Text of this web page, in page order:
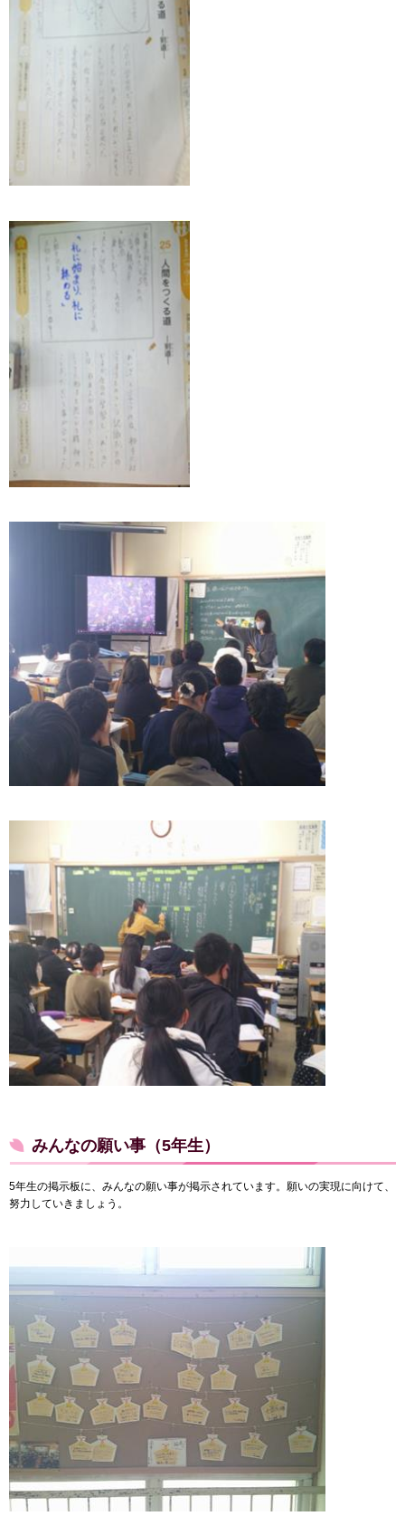
みんなの願い事（5年生）
5年生の掲示板に、みんなの願い事が掲示されています。願いの実現に向けて、
努力していきましょう。